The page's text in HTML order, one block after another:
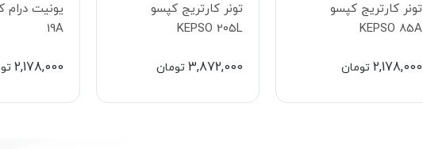
تونر کارتریج کپسو
KEPSO 85A
2,178,000 تومان
تونر کارتریج کپسو
KEPSO 205L
3,872,000 تومان
19A
2,178,000